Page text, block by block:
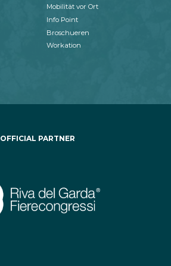
Mobilität vor Ort
Info Point
Broschueren
Workation
OFFICIAL PARTNER